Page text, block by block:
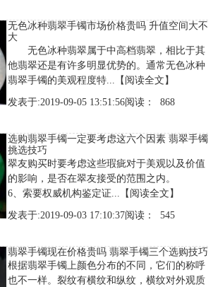
无色冰种翡翠手镯市场价格贵吗 升值空间大不
大
无色冰种翡翠属于中高档翡翠，相比于其
他翡翠还是有许多明显优势的。通常无色冰种
翡翠手镯的美观程度特... 【阅读全文】
发表于:2019-09-05 13:51:56阅读： 868
选购翡翠手镯一定要考虑这六个因素 翡翠手镯
挑选技巧
翠友购买时要考虑这些瑕疵对于美观以及价值
的影响，是否在翠友接受的范围之内。
6、索要权威机构鉴定证... 【阅读全文】
发表于:2019-09-03 17:10:37阅读： 545
翡翠手镯现在价格贵吗 翡翠手镯三个选购技巧
根据翡翠手镯上颜色分布的不同，它们的称呼
也不一样。裂纹有横纹和纵纹，横纹对外观质